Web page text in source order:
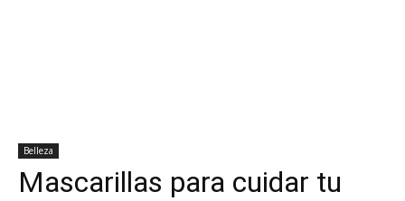
Belleza
Mascarillas para cuidar tu